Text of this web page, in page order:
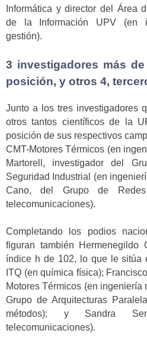
Informática y director del Área
de la Información UPV (en
gestión).
3 investigadores más
posición, y otros 4,
Junto a los tres investigadores
otros tantos científicos de la
posición de sus respectivos
CMT-Motores Térmicos (en
Martorell, investigador del
Seguridad Industrial (en
Cano, del Grupo de
telecomunicaciones).
Completando los podios
figuran también Hermenegildo
índice h de 102, lo que le sitúa
ITQ (en química física);
Motores Térmicos (en ingeniería
Grupo de Arquitecturas
métodos); y Sandra
telecomunicaciones).